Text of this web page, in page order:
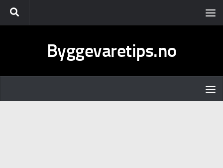
Skip to content
Byggevaretips.no